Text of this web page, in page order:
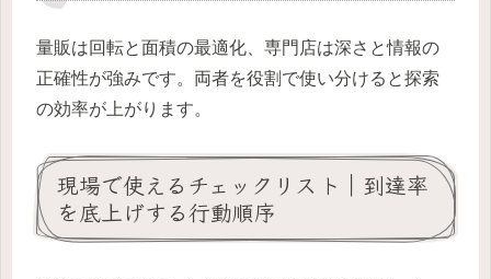
量販は回転と面積の最適化、専門店は深さと情報の
正確性が強みです。両者を役割で使い分けると探索
の効率が上がります。
現場で使えるチェックリスト｜到達率
を底上げする行動順序